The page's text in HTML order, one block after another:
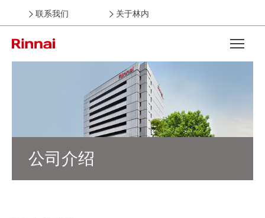
联系我们 关于林内
Open the
公司介绍